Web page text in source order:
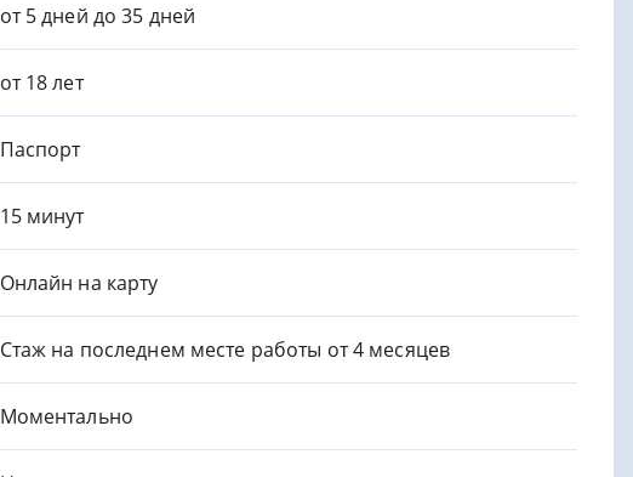
от 5 дней до 35 дней
от 18 лет
Паспорт
15 минут
Онлайн на карту
Стаж на последнем месте работы от 4 месяцев
Моментально